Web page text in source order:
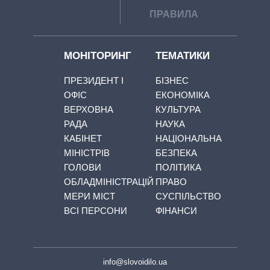
ПРАВИЛА
МОНІТОРИНГ
ПРЕЗИДЕНТ І
ОФІС
ВЕРХОВНА
РАДА
КАБІНЕТ
МІНІСТРІВ
ГОЛОВИ
ОБЛАДМІНІСТРАЦІЙ
МЕРИ МІСТ
ВСІ ПЕРСОНИ
ТЕМАТИКИ
БІЗНЕС
ЕКОНОМІКА
КУЛЬТУРА
НАУКА
НАЦІОНАЛЬНА
БЕЗПЕКА
ПОЛІТИКА
ПРАВО
СУСПІЛЬСТВО
ФІНАНСИ
info@slovoidilo.ua